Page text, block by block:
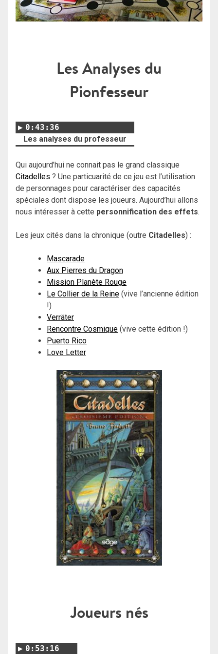
Les Analyses du
Pionfesseur
0:43:36
Les analyses du professeur
Qui aujourd’hui ne connait pas le grand classique
Citadelles ? Une particuarité de ce jeu est l’utilisation
de personnages pour caractériser des capacités
spéciales dont dispose les joueurs. Aujourd’hui allons
nous intéresser à cette personnification des effets.
Les jeux cités dans la chronique (outre Citadelles) :
Mascarade
Aux Pierres du Dragon
Mission Planète Rouge
Le Collier de la Reine (vive l’ancienne édition
!)
Verräter
Rencontre Cosmique (vive cette édition !)
Puerto Rico
Love Letter
Joueurs nés
0:53:16